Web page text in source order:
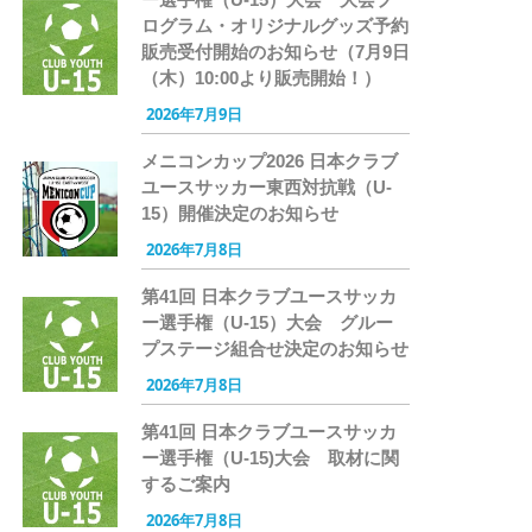
ログラム・オリジナルグッズ予約
販売受付開始のお知らせ（7月9日
（木）10:00より販売開始！）
2026年7月9日
メニコンカップ2026 日本クラブ
ユースサッカー東西対抗戦（U-
15）開催決定のお知らせ
2026年7月8日
第41回 日本クラブユースサッカ
ー選手権（U-15）大会 グルー
プステージ組合せ決定のお知らせ
2026年7月8日
第41回 日本クラブユースサッカ
ー選手権（U-15)大会 取材に関
するご案内
2026年7月8日